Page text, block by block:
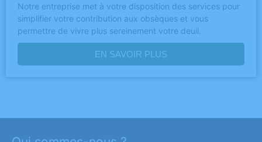
Notre entreprise met à votre disposition des services pour
simplifier votre contribution aux obsèques et vous
permettre de vivre plus sereinement votre deuil.
EN SAVOIR PLUS